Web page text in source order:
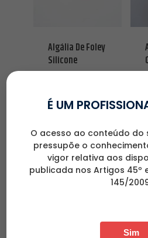
Algália De Foley
Silicone
É UM
O acesso ao conteúdo do
pressupõe o
vigor relativa aos
publicada nos Artigos 45º
145/
Sim